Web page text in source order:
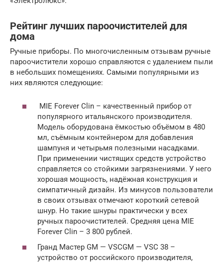
Рейтинг лучших пароочистителей для
дома
Ручные приборы. По многочисленным отзывам ручные
пароочистители хорошо справляются с удалением пыли
в небольших помещениях. Самыми популярными из
них являются следующие:
MIE Forever Clin – качественный прибор от
популярного итальянского производителя.
Модель оборудована ёмкостью объёмом в 480
мл, съёмным контейнером для добавления
шампуня и четырьмя полезными насадками.
При применении чистящих средств устройство
справляется со стойкими загрязнениями. У него
хорошая мощность, надёжная конструкция и
симпатичный дизайн. Из минусов пользователи
в своих отзывах отмечают короткий сетевой
шнур. Но такие шнуры практически у всех
ручных пароочистителей. Средняя цена MIE
Forever Clin – 3 800 рублей.
Гранд Мастер GM — VSCGM — VSC 38 –
устройство от российского производителя,